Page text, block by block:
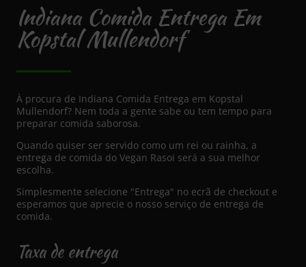
Indiana Comida Entrega Em
Kopstal Mullendorf
À procura de Indiana Comida Entrega em Kopstal
Mullendorf? Nem toda a gente sabe ou tem tempo para
preparar comida saborosa.
Quando quiser ser servido como um rei ou rainha, a
entrega de comida do Vegan Rasoi será a sua melhor
escolha.
Simplesmente selecione "Entrega" no ecrã de checkout e
esperamos que aprecie o nosso serviço de entrega de
comida.
Taxa de entrega